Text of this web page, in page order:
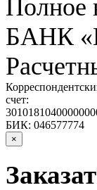
Полное
БАНК
счет:
БИК: 046577774
×